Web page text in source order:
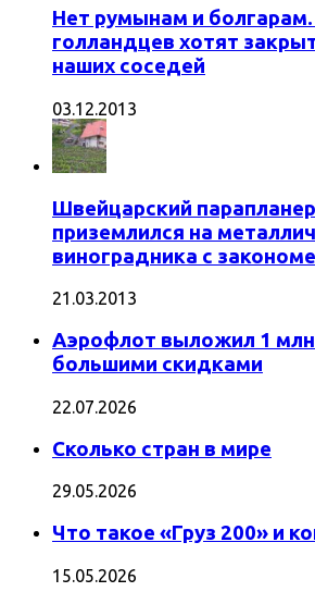
Нет румынам и
голландцев хотят
наших соседей
03.12.2013
Швейцарский
приземлился на
виноградника с
21.03.2013
Аэрофлот выложил 1 млн
большими скидками
22.07.2026
Сколько стран в мире
29.05.2026
Что такое «Груз 200» и
15.05.2026